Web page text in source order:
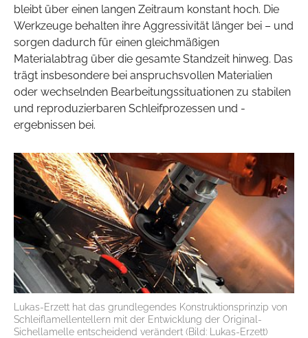
bleibt über einen langen Zeitraum konstant hoch. Die
Werkzeuge behalten ihre Aggressivität länger bei – und
sorgen dadurch für einen gleichmäßigen
Materialabtrag über die gesamte Standzeit hinweg. Das
trägt insbesondere bei anspruchsvollen Materialien
oder wechselnden Bearbeitungssituationen zu stabilen
und reproduzierbaren Schleifprozessen und -
ergebnissen bei.
Lukas-Erzett hat das grundlegendes Konstruktionsprinzip von
Schleiflamellentellern mit der Entwicklung der Original-
Sichellamelle entscheidend verändert (Bild: Lukas-Erzett)